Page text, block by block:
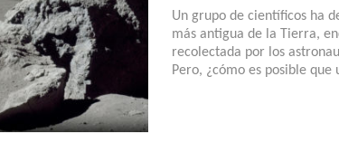
Un grupo de científicos ha
más antigua de la Tierra,
recolectada por los
Pero, ¿cómo es posible